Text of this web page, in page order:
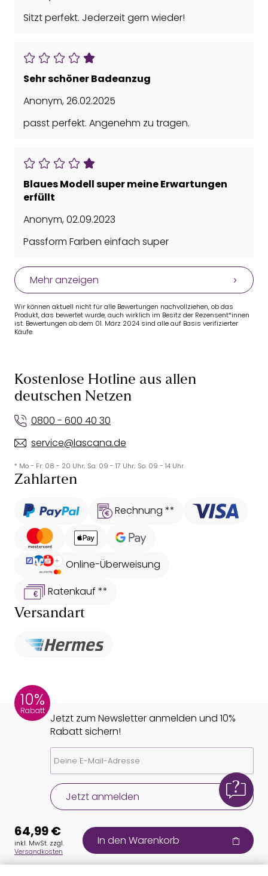
Sitzt perfekt. Jederzeit gern wieder!
Sehr schöner Badeanzug
Anonym,26.02.2025
passt perfekt. Angenehm zu tragen.
Blaues Modell super meine Erwartungen
erfüllt
Anonym,02.09.2023
Passform Farben einfach super
Mehr anzeigen
Wir können aktuell nicht für alle Bewertungen nachvollziehen, ob das
Produkt, das bewertet wurde, auch wirklich im Besitz der Rezensent*innen
ist. Bewertungen ab dem 01. März 2024 sind alle auf Basis verifizierter
Käufe.
Kostenlose Hotline aus allen
deutschen Netzen
0800 - 600 40 30
service@lascana.de
* Mo - Fr: 08 - 20 Uhr; Sa: 09 - 17 Uhr; So: 09 - 14 Uhr.
Zahlarten
Rechnung **
Online-Überweisung
Ratenkauf **
Versandart
10%
Rabatt
Jetzt zum Newsletter anmelden und 10%
Rabatt sichern!
Jetzt anmelden
64,99 €
inkl. MwSt. zzgl.
Versandkosten
In den Warenkorb